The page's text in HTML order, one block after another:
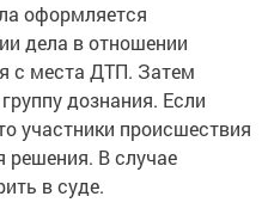
оформляется
дела в отношении
с места ДТП. Затем
дознания. Если
участники происшествия
В случае
в суде.